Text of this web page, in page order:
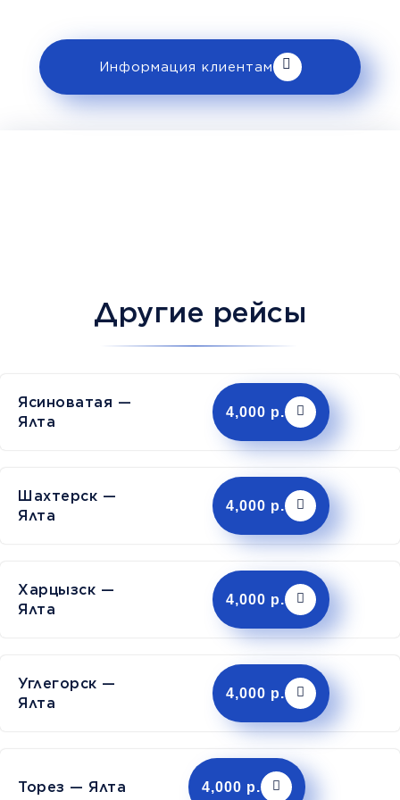
Информация клиентам
Другие рейсы
Ясиноватая —
Ялта
4,000 р.
Шахтерск —
Ялта
4,000 р.
Харцызск —
Ялта
4,000 р.
Углегорск —
Ялта
4,000 р.
Торез — Ялта 4,000 р.